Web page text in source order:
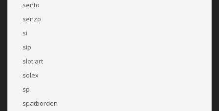
sento
senzo
si
sip
slot art
solex
sp
spatborden